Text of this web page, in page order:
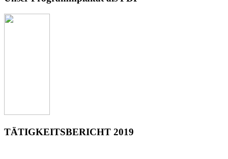
TÄTIGKEITSBERICHT 2019